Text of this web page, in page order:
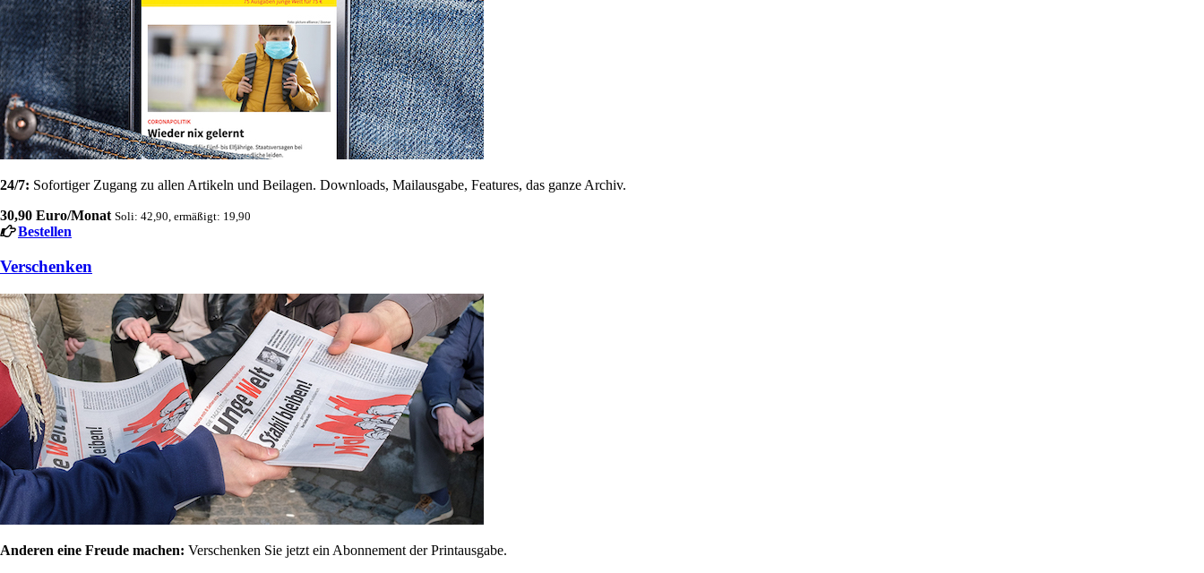
24/7: Sofortiger Zugang zu allen Artikeln und Beilagen. Downloads, Mailausgabe, Features, das ganze Archiv.
30,90 Euro/Monat Soli: 42,90, ermäßigt: 19,90
Bestellen
Verschenken
Anderen eine Freude machen: Verschenken Sie jetzt ein Abonnement der Printausgabe.